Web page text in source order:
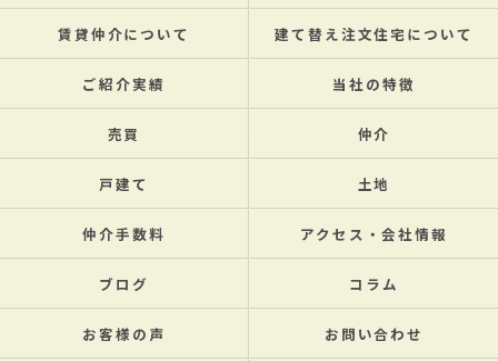
賃貸仲介について 建て替え注文住宅について
ご紹介実績 当社の特徴
売買 仲介
戸建て 土地
仲介手数料 アクセス・会社情報
ブログ コラム
お客様の声 お問い合わせ